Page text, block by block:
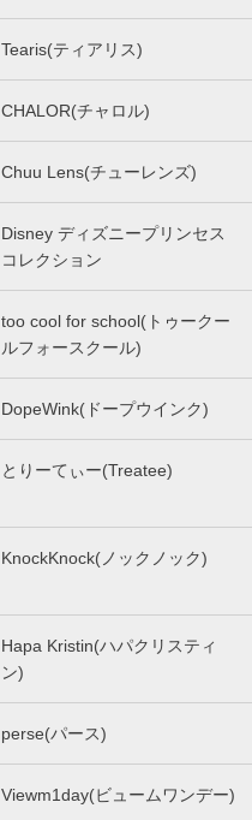
Tearis(ティアリス)
CHALOR(チャロル)
Chuu Lens(チューレンズ)
Disney ディズニープリンセス
コレクション
too cool for school(トゥークー
ルフォースクール)
DopeWink(ドープウインク)
とりーてぃー(Treatee)
KnockKnock(ノックノック)
Hapa Kristin(ハパクリスティ
ン)
perse(パース)
Viewm1day(ビュームワンデー)